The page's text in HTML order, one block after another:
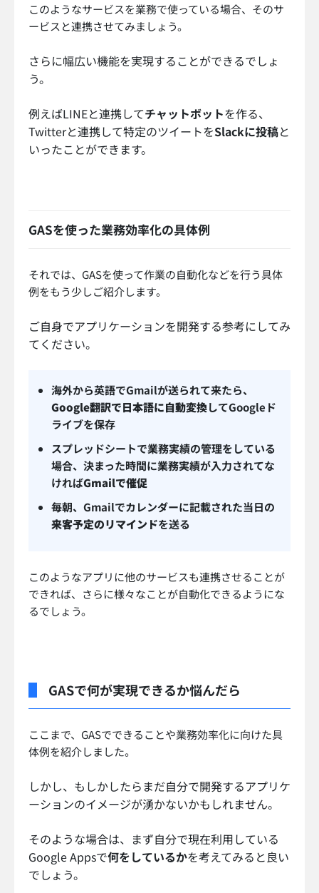
このようなサービスを業務で使っている場合、そのサ
ービスと連携させてみましょう。
さらに幅広い機能を実現することができるでしょ
う。
例えばLINEと連携してチャットボットを作る、
Twitterと連携して特定のツイートをSlackに投稿と
いったことができます。
GASを使った業務効率化の具体例
それでは、GASを使って作業の自動化などを行う具体
例をもう少しご紹介します。
ご自身でアプリケーションを開発する参考にしてみ
てください。
海外から英語でGmailが送られて来たら、
Google翻訳で日本語に自動変換してGoogleド
ライブを保存
スプレッドシートで業務実績の管理をしている
場合、決まった時間に業務実績が入力されてな
ければGmailで催促
毎朝、Gmailでカレンダーに記載された当日の
来客予定のリマインドを送る
このようなアプリに他のサービスも連携させることが
できれば、さらに様々なことが自動化できるようにな
るでしょう。
GASで何が実現できるか悩んだら
ここまで、GASでできることや業務効率化に向けた具
体例を紹介しました。
しかし、もしかしたらまだ自分で開発するアプリケ
ーションのイメージが湧かないかもしれません。
そのような場合は、まず自分で現在利用している
Google Appsで何をしているかを考えてみると良い
でしょう。